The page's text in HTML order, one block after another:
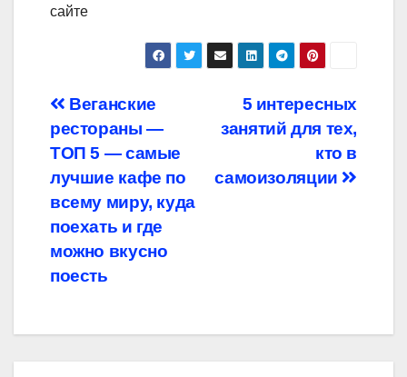
сайте
Навигация
по
записям
5 интересных
занятий для тех,
кто в
самоизоляции
Веганские
рестораны —
ТОП 5 — самые
лучшие кафе по
всему миру, куда
поехать и где
можно вкусно
поесть